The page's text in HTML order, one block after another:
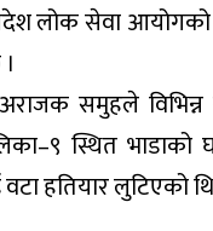
लोक सेवा आयोगको
समुहले
स्थित
हतियार लुटिएको